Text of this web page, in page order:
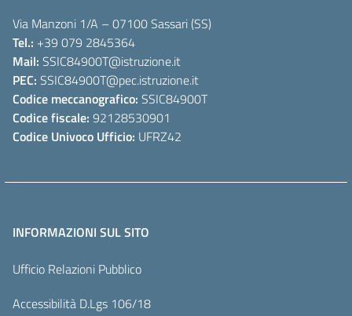
Via Manzoni 1/A – 07100 Sassari (SS)
Tel.: +39 079 2845364
Mail: SSIC84900T@istruzione.it
PEC: SSIC84900T@pec.istruzione.it
Codice meccanografico: SSIC84900T
Codice fiscale: 92128530901
Codice Univoco Ufficio: UFRZ42
INFORMAZIONI SUL SITO
Ufficio Relazioni Pubblico
Accessibilità D.Lgs 106/18